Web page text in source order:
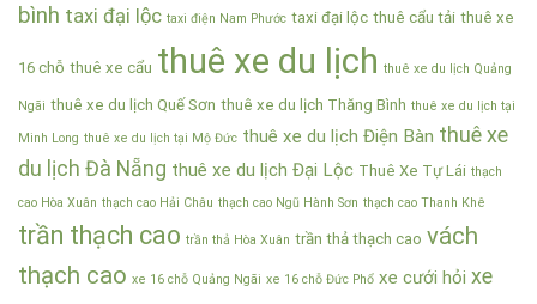
bình taxi đại lộc taxi điện Nam Phước taxi đại lộc thuê cẩu tải thuê xe
16 chỗ thuê xe cẩu thuê xe du lịch thuê xe du lịch Quảng
Ngãi thuê xe du lịch Quế Sơn thuê xe du lịch Thăng Bình thuê xe du lịch tại
Minh Long thuê xe du lịch tại Mộ Đức thuê xe du lịch Điện Bàn thuê xe
du lịch Đà Nẵng thuê xe du lịch Đại Lộc Thuê Xe Tự Lái thạch
cao Hòa Xuân thạch cao Hải Châu thạch cao Ngũ Hành Sơn thạch cao Thanh Khê
trần thạch cao trần thả Hòa Xuân trần thả thạch cao vách
thạch cao xe 16 chỗ Quảng Ngãi xe 16 chỗ Đức Phổ xe cưới hỏi xe